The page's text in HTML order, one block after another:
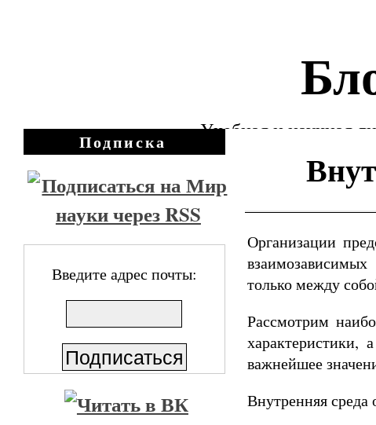
Учебная и научная
Подписка
Введите адрес почты:
Организации
только между
Рассмотрим
важнейшее
Внутренняя среда